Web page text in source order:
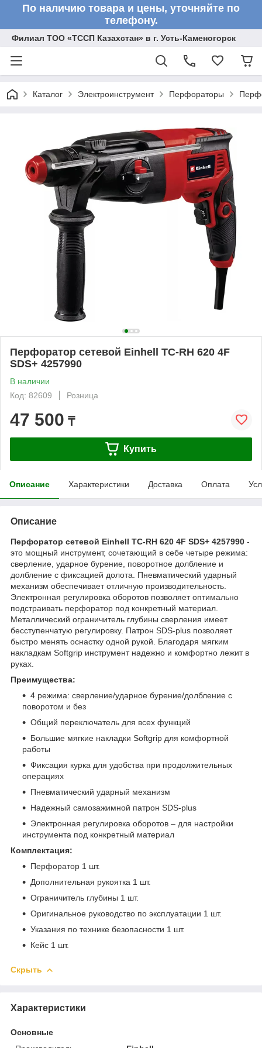
По наличию товара и цены, уточняйте по
телефону.
Филиал ТОО «ТССП Казахстан» в г. Усть-Каменогорск
Каталог Электроинструмент Перфораторы
Перфоратор сетевой Einhell TC-RH 620 4F
SDS+ 4257990
В наличии
Код: 82609
Розница
47 500 ₸
Купить
Описание Характеристики Доставка Оплата
Описание
Перфоратор сетевой Einhell TC-RH 620 4F SDS+ 4257990 -
это мощный инструмент, сочетающий в себе четыре режима:
сверление, ударное бурение, поворотное долбление и
долбление с фиксацией долота. Пневматический ударный
механизм обеспечивает отличную производительность.
Электронная регулировка оборотов позволяет оптимально
подстраивать перфоратор под конкретный материал.
Металлический ограничитель глубины сверления имеет
бесступенчатую регулировку. Патрон SDS-plus позволяет
быстро менять оснастку одной рукой. Благодаря мягким
накладкам Softgrip инструмент надежно и комфортно лежит в
руках.
Преимущества:
4 режима: сверление/ударное бурение/долбление с
поворотом и без
Общий переключатель для всех функций
Большие мягкие накладки Softgrip для комфортной
работы
Фиксация курка для удобства при продолжительных
операциях
Пневматический ударный механизм
Надежный самозажимной патрон SDS-plus
Электронная регулировка оборотов – для настройки
инструмента под конкретный материал
Комплектация:
Перфоратор 1 шт.
Дополнительная рукоятка 1 шт.
Ограничитель глубины 1 шт.
Оригинальное руководство по эксплуатации 1 шт.
Указания по технике безопасности 1 шт.
Кейс 1 шт.
Скрыть
Характеристики
Основные